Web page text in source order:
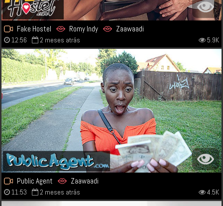
Fake Hostel Romy Indy Zaawaadi
12:56 2 meses atrás 5.9K
Public Agent Zaawaadi
11:53 2 meses atrás 4.5K